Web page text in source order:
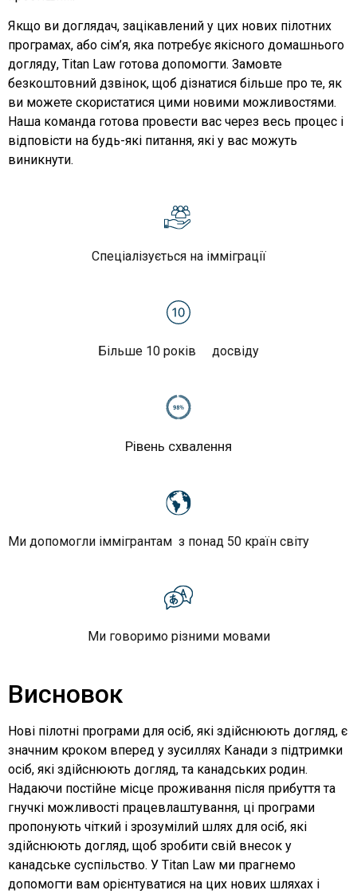
Якщо ви доглядач, зацікавлений у цих нових пілотних
програмах, або сім’я, яка потребує якісного домашнього
догляду, Titan Law готова допомогти. Замовте
безкоштовний дзвінок, щоб дізнатися більше про те, як
ви можете скористатися цими новими можливостями.
Наша команда готова провести вас через весь процес і
відповісти на будь-які питання, які у вас можуть
виникнути.
Спеціалізується на імміграції
Більше 10 років досвіду
Рівень схвалення
Ми допомогли іммігрантам з понад 50 країн світу
Ми говоримо різними мовами
Висновок
Нові пілотні програми для осіб, які здійснюють догляд, є
значним кроком вперед у зусиллях Канади з підтримки
осіб, які здійснюють догляд, та канадських родин.
Надаючи постійне місце проживання після прибуття та
гнучкі можливості працевлаштування, ці програми
пропонують чіткий і зрозумілий шлях для осіб, які
здійснюють догляд, щоб зробити свій внесок у
канадське суспільство. У Titan Law ми прагнемо
допомогти вам орієнтуватися на цих нових шляхах і